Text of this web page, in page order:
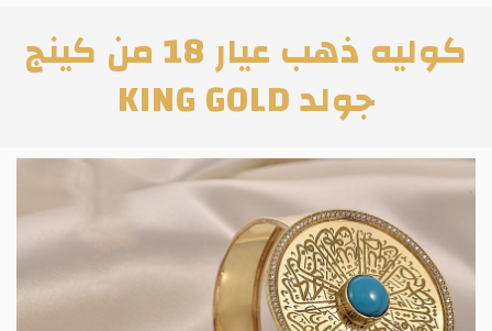
كوليه ذهب عيار 18 من كينج
جولد KING GOLD